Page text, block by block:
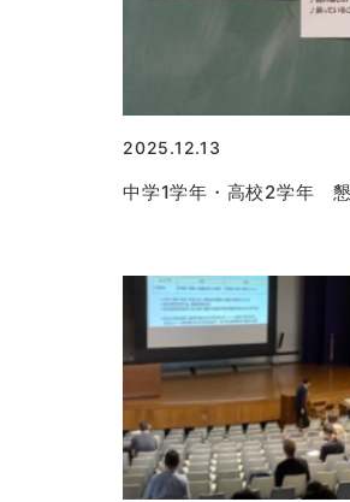
2025.12.13
中学1学年・高校2学年